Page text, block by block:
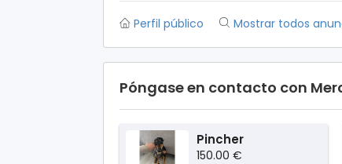
Perfil público Mostrar todos
Póngase en contacto con
Pincher
150.00 €